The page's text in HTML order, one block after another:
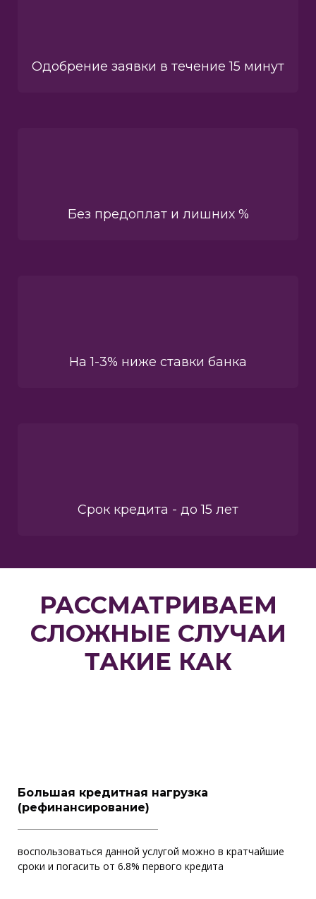
Одобрение заявки в течение 15 минут
Без предоплат и лишних %
На 1-3% ниже ставки банка
Срок кредита - до 15 лет
РАССМАТРИВАЕМ
СЛОЖНЫЕ СЛУЧАИ
ТАКИЕ КАК
Большая кредитная нагрузка
(рефинансирование)
воспользоваться данной услугой можно в кратчайшие
сроки и погасить от 6.8% первого кредита